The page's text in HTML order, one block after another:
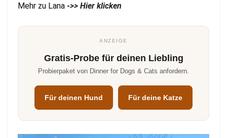
Mehr zu Lana ->> Hier klicken
ANZEIGE
Gratis-Probe für deinen Liebling
Probierpaket von Dinner for Dogs & Cats anfordern.
Für deinen Hund Für deine Katze